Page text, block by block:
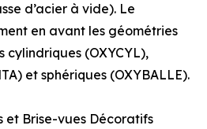
d’acier à vide). Le
en avant les géométries
cylindriques (OXYCYL),
et sphériques (OXYBALLE).
et Brise-vues Décoratifs